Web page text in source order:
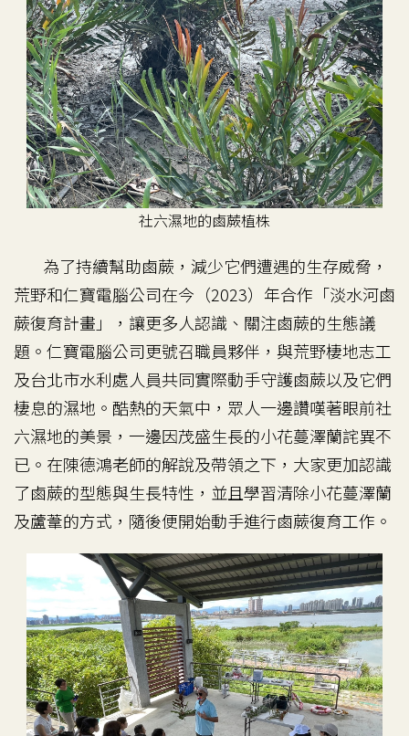
社六濕地的鹵蕨植株
為了持續幫助鹵蕨，減少它們遭遇的生存威脅，
荒野和仁寶電腦公司在今（2023）年合作「淡水河鹵
蕨復育計畫」，讓更多人認識、關注鹵蕨的生態議
題。仁寶電腦公司更號召職員夥伴，與荒野棲地志工
及台北市水利處人員共同實際動手守護鹵蕨以及它們
棲息的濕地。酷熱的天氣中，眾人一邊讚嘆著眼前社
六濕地的美景，一邊因茂盛生長的小花蔓澤蘭詫異不
已。在陳德鴻老師的解說及帶領之下，大家更加認識
了鹵蕨的型態與生長特性，並且學習清除小花蔓澤蘭
及蘆葦的方式，隨後便開始動手進行鹵蕨復育工作。